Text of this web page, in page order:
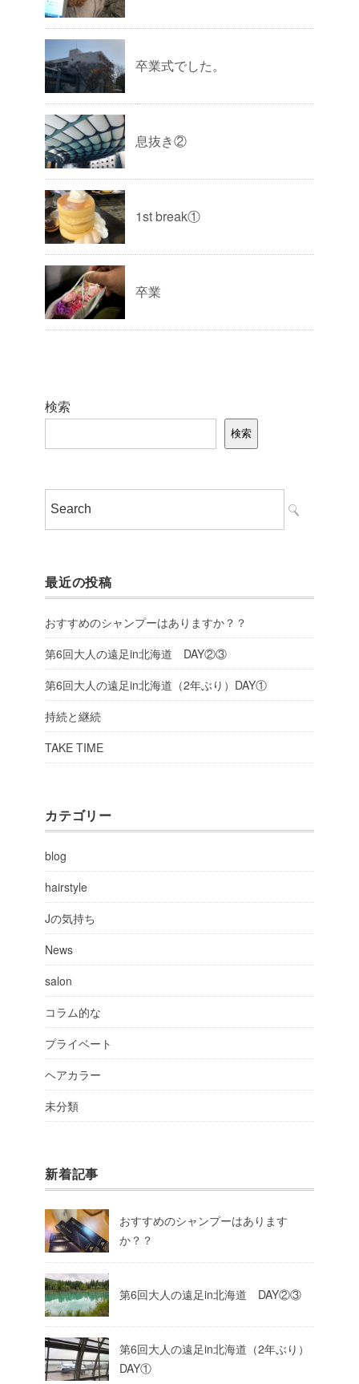
卒業式でした。
息抜き②
1st break①
卒業
検索
検索
最近の投稿
おすすめのシャンプーはありますか？？
第6回大人の遠足in北海道 DAY②③
第6回大人の遠足in北海道（2年ぶり）DAY①
持続と継続
TAKE TIME
カテゴリー
blog
hairstyle
Jの気持ち
News
salon
コラム的な
プライベート
ヘアカラー
未分類
新着記事
おすすめのシャンプーはあります
か？？
第6回大人の遠足in北海道 DAY②③
第6回大人の遠足in北海道（2年ぶり）
DAY①